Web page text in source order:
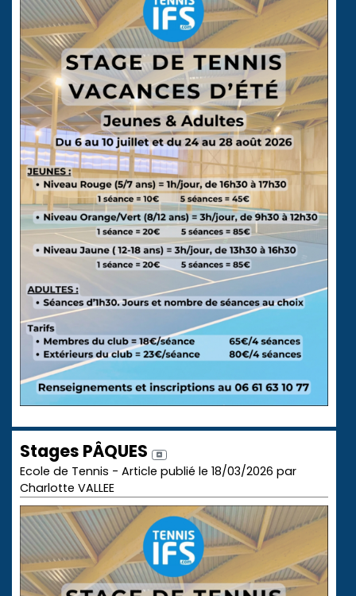
Stages PÂQUES
Ecole de Tennis - Article publié le 18/03/2026 par
Charlotte VALLEE